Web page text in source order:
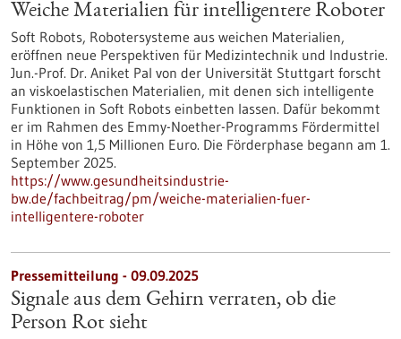
Weiche Materialien für intelligentere Roboter
Soft Robots, Robotersysteme aus weichen Materialien,
eröffnen neue Perspektiven für Medizintechnik und Industrie.
Jun.-Prof. Dr. Aniket Pal von der Universität Stuttgart forscht
an viskoelastischen Materialien, mit denen sich intelligente
Funktionen in Soft Robots einbetten lassen. Dafür bekommt
er im Rahmen des Emmy-Noether-Programms Fördermittel
in Höhe von 1,5 Millionen Euro. Die Förderphase begann am 1.
September 2025.
https://www.gesundheitsindustrie-
bw.de/fachbeitrag/pm/weiche-materialien-fuer-
intelligentere-roboter
Pressemitteilung - 09.09.2025
Signale aus dem Gehirn verraten, ob die
Person Rot sieht